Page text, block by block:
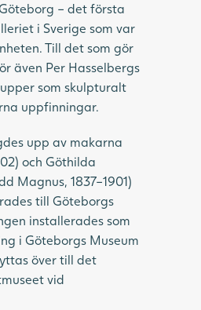
– det första
i Sverige som var
Till det som gör
även Per Hasselbergs
som skulpturalt
uppfinningar.
upp av makarna
och Göthilda
Magnus, 1837–1901)
till Göteborgs
installerades som
i Göteborgs Museum
över till det
vid